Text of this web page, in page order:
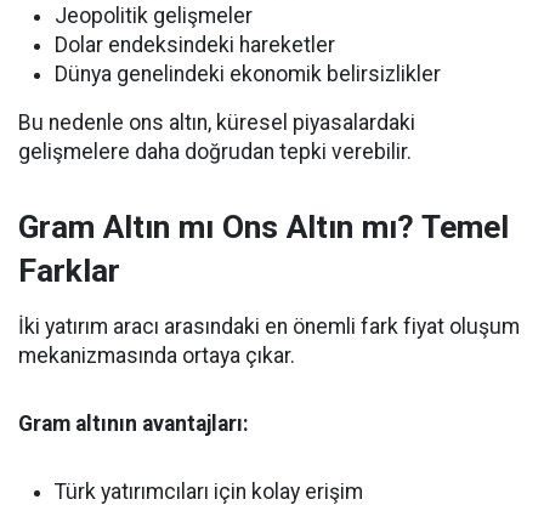
Jeopolitik gelişmeler
Dolar endeksindeki hareketler
Dünya genelindeki ekonomik belirsizlikler
Bu nedenle ons altın, küresel piyasalardaki
gelişmelere daha doğrudan tepki verebilir.
Gram Altın mı Ons Altın mı? Temel
Farklar
İki yatırım aracı arasındaki en önemli fark fiyat oluşum
mekanizmasında ortaya çıkar.
Gram altının avantajları:
Türk yatırımcıları için kolay erişim